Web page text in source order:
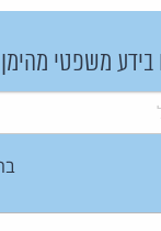
בידע משפטי